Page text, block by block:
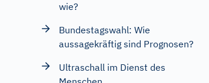
wie?
Bundestagswahl: Wie
aussagekräftig sind Prognosen?
Ultraschall im Dienst des